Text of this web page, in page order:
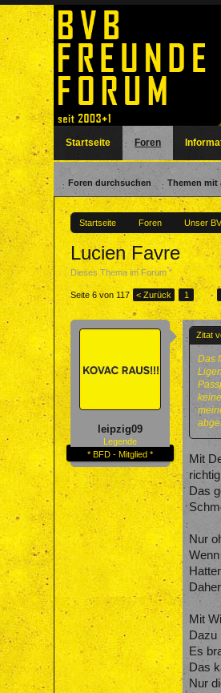
Startseite Foren Unser
Lucien Favre
Dieses Thema im Forum "Was macht
Seite 6 von 117 < Zurück 1 ←
leipzig09
Legende
* BFD - Mitglied *
Zitat
Das
Mit
Das
Nur
Mit
Dazu
Es
Das
Nur
Startseite Foren
Foren durchsuchen Themen mit